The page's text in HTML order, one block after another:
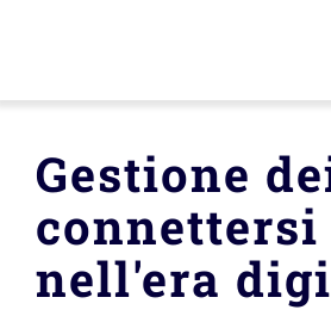
content
Servizi
Chi siamo
Gestione
nell'era